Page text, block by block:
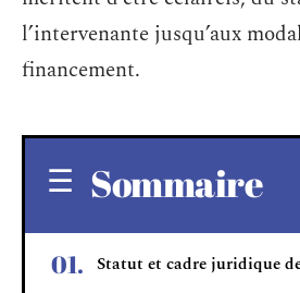
l’intervenante jusqu’aux
financement.
Sommaire
Statut et cadre juridique